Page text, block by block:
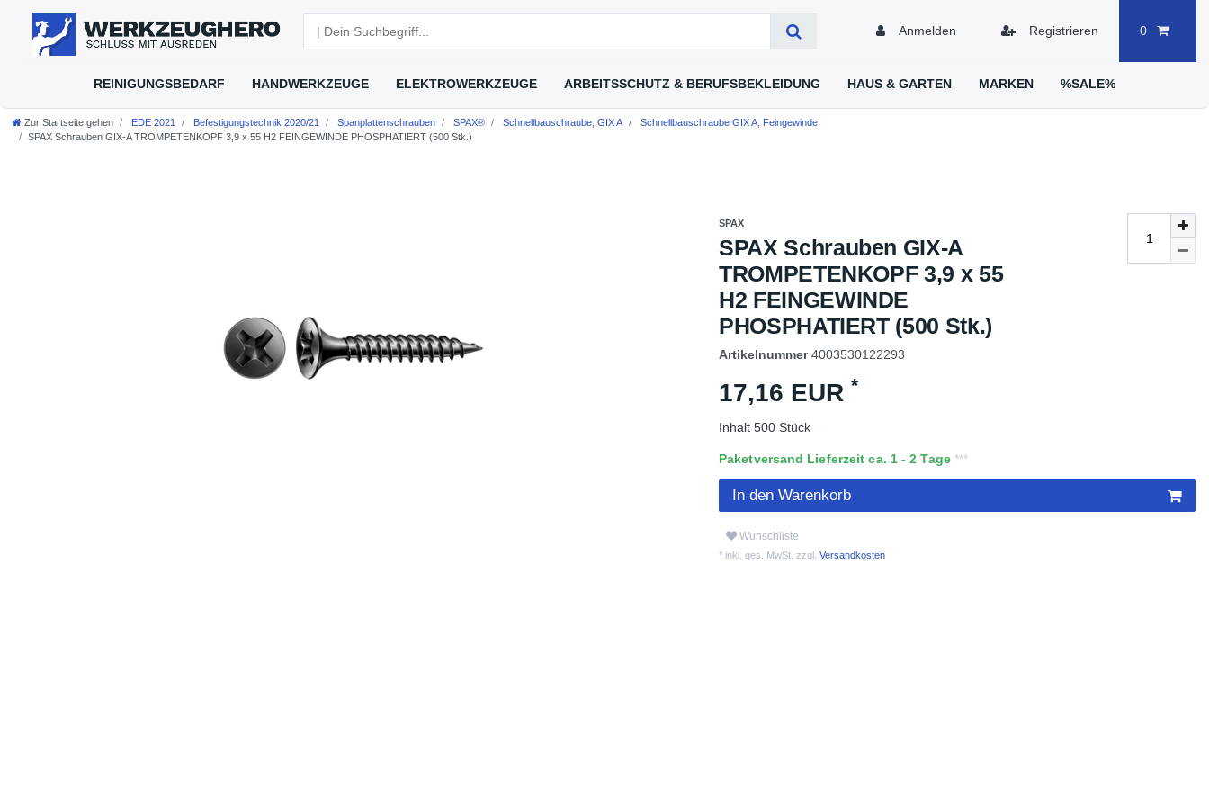
Anmelden Registrieren 0
REINIGUNGSBEDARF HANDWERKZEUGE ELEKTROWERKZEUGE ARBEITSSCHUTZ & BERUFSBEKLEIDUNG HAUS & GARTEN MARKEN %SALE%
Zur Startseite gehen EDE 2021 Befestigungstechnik 2020/21 Spanplattenschrauben SPAX® Schnellbauschraube, GIX A
Schnellbauschraube GIX A, Feingewinde
SPAX Schrauben GIX-A TROMPETENKOPF 3,9 x 55 H2 FEINGEWINDE PHOSPHATIERT (500 Stk.)
SPAX
SPAX Schrauben GIX-A
TROMPETENKOPF 3,9 x 55
H2 FEINGEWINDE
PHOSPHATIERT (500 Stk.)
Artikelnummer4003530122293
17,16 EUR *
Inhalt 500 Stück
Paketversand Lieferzeit ca. 1 - 2 Tage
In den Warenkorb
Wunschliste
* inkl. ges. MwSt. zzgl. Versandkosten